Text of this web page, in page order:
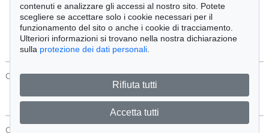
Cerca
CONTATTI Protezione Dei Dati
CONTATTI
contenuti e analizzare gli accessi al nostro sito. Potete
scegliere se accettare solo i cookie necessari per il
funzionamento del sito o anche i cookie di tracciamento.
Ulteriori informazioni si trovano nella nostra dichiarazione
sulla protezione dei dati personali
Rifiuta tutti
Accetta tutti